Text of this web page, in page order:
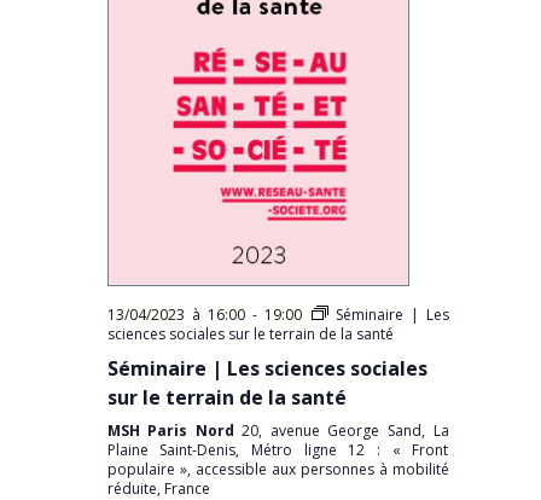
13/04/2023 à 16:00- 19:00
Séminaire | Les
sciences sociales sur le terrain de la santé
Séminaire | Les sciences sociales
sur le terrain de la santé
MSH Paris Nord20, avenue George Sand, La
Plaine Saint-Denis, Métro ligne 12 : « Front
populaire », accessible aux personnes à mobilité
réduite, France